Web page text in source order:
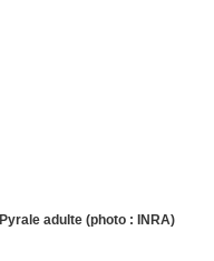
Pyrale adulte (photo : INRA)